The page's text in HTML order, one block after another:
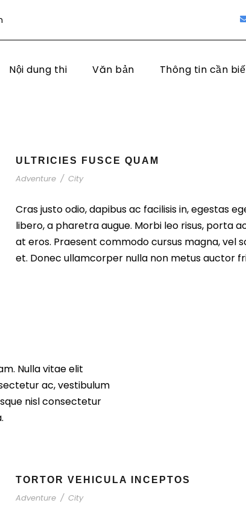
Nội dung thi Văn bản Thông tin cần
ULTRICIES FUSCE QUAM
Adventure / City
Cras justo odio, dapibus ac facilisis in, egestas
libero, a pharetra augue. Morbi leo risus, porta
at eros. Praesent commodo cursus magna, vel
et. Donec ullamcorper nulla non metus auctor
Nulla vitae elit
ac, vestibulum
nisl consectetur
TORTOR VEHICULA INCEPTOS
Adventure / City